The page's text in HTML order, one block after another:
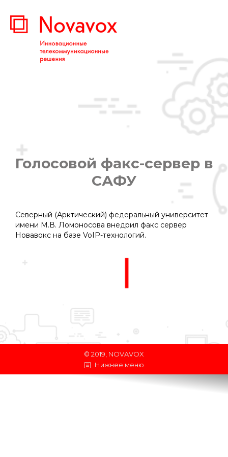
Голосовой факс-сервер в
САФУ
Северный (Арктический) федеральный университет
имени М.В. Ломоносова внедрил факс сервер
Новавокс на базе VoIP-технологий.
© 2019, NOVAVOX
Нижнее меню